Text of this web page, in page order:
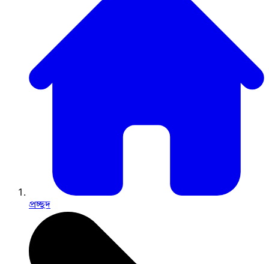
প্রচ্ছদ